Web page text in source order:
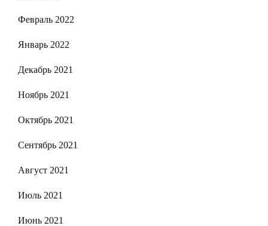
Февраль 2022
Январь 2022
Декабрь 2021
Ноябрь 2021
Октябрь 2021
Сентябрь 2021
Август 2021
Июль 2021
Июнь 2021